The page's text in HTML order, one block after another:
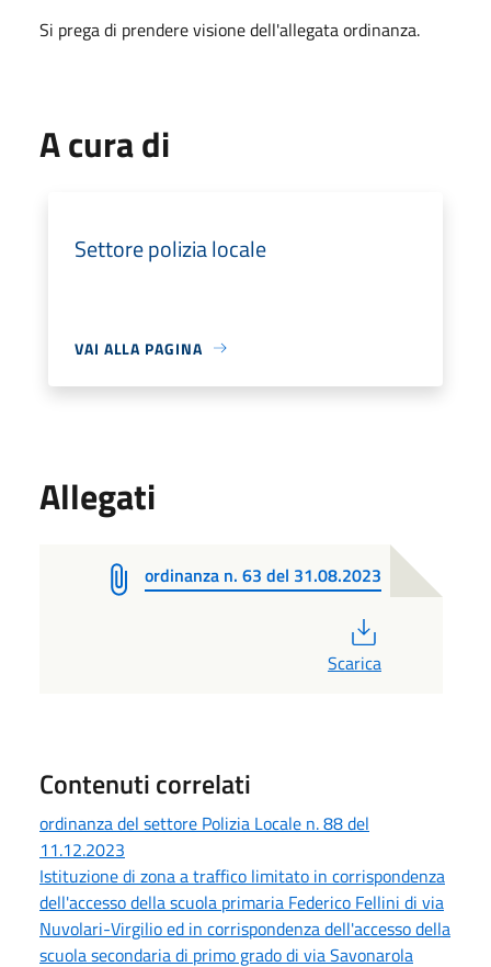
Si prega di prendere visione dell'allegata ordinanza.
A cura di
Settore polizia locale
VAI ALLA PAGINA
Allegati
ordinanza n. 63 del 31.08.2023
Scarica
Contenuti correlati
ordinanza del settore Polizia Locale n. 88 del
11.12.2023
Istituzione di zona a traffico limitato in corrispondenza
dell'accesso della scuola primaria Federico Fellini di via
Nuvolari-Virgilio ed in corrispondenza dell'accesso della
scuola secondaria di primo grado di via Savonarola